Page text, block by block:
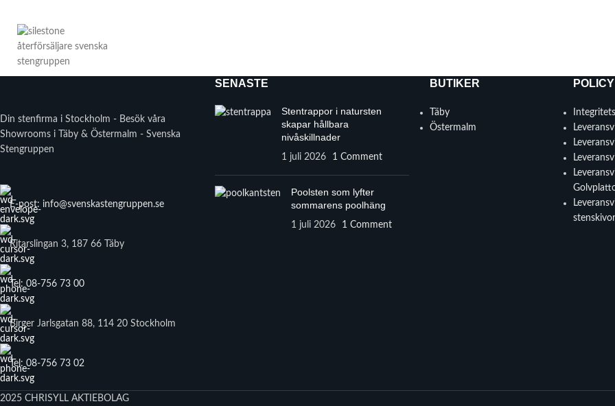
Din stenfirma i Stockholm - Besök våra
Showrooms i Täby & Östermalm - Svenska
Stengruppen
E-post: info@svenskastengruppen.se
Ritarslingan 3, 187 66 Täby
Tel: 08-756 73 00
Birger Jarlsgatan 88, 114 20 Stockholm
Tel: 08-756 73 02
SENASTE
Stentrappor i natursten
skapar hållbara
nivåskillnader
1 juli 2026 1 Comment
Poolsten som lyfter
sommarens poolhäng
1 juli 2026 1 Comment
BUTIKER
Täby
Östermalm
POLICY
stenskivor
2025 CHRISYLL AKTIEBOLAG